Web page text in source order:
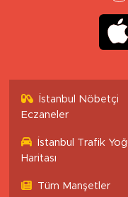
İstanbul Nöbetçi
Eczaneler
İstanbul Trafik
Haritası
Tüm Manşetler